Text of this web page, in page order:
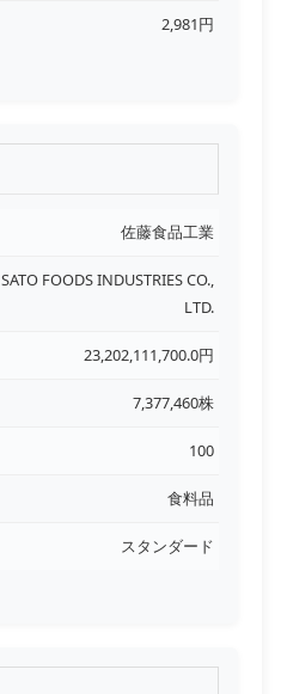
2,981円
佐藤食品工業
SATO FOODS INDUSTRIES CO.,
LTD.
23,202,111,700.0円
7,377,460株
100
食料品
スタンダード